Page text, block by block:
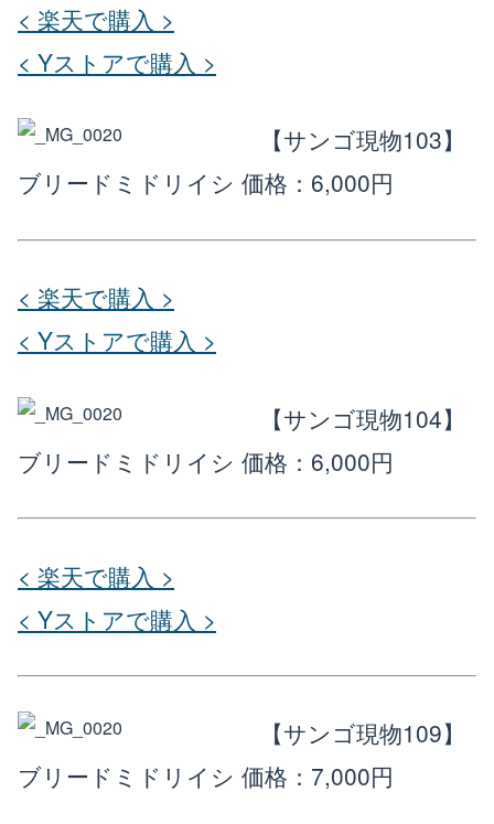
< 楽天で購入 >
< Yストアで購入 >
【サンゴ現物103】
ブリードミドリイシ 価格：6,000円
< 楽天で購入 >
< Yストアで購入 >
【サンゴ現物104】
ブリードミドリイシ 価格：6,000円
< 楽天で購入 >
< Yストアで購入 >
【サンゴ現物109】
ブリードミドリイシ 価格：7,000円